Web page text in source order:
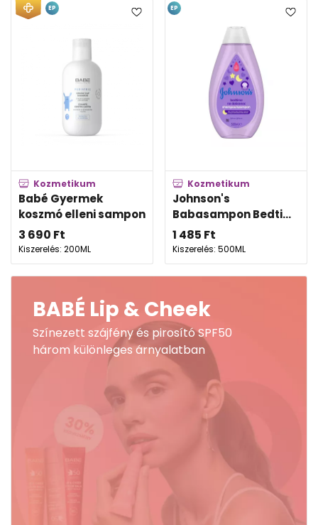
Kozmetikum
Babé Gyermek
koszmó elleni sampon
3 690 Ft
Kiszerelés: 200ML
EP
Kozmetikum
Johnson's
Babasampon Bedti...
1 485 Ft
Kiszerelés: 500ML
EP
BABÉ Lip & Cheek
Színezett szájfény és pirosító SPF50
három különleges árnyalatban